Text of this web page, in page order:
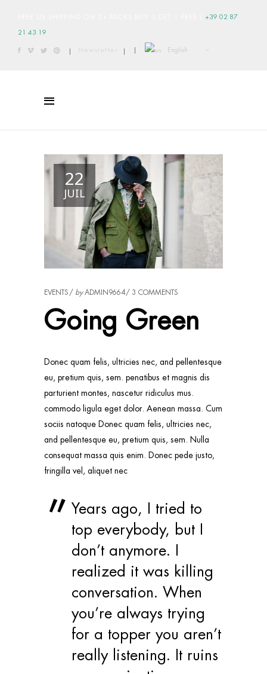
+39 02 87
21 43 19
| | | English
22
JUIL
EVENTS byADMIN9664 3 COMMENTS
Going Green
Donec quam felis, ultricies nec, and pellentesque
eu, pretium quis, sem. penatibus et magnis dis
parturient montes, nascetur ridiculus mus.
commodo ligula eget dolor. Aenean massa. Cum
sociis natoque Donec quam felis, ultricies nec,
and pellentesque eu, pretium quis, sem. Nulla
consequat massa quis enim. Donec pede justo,
fringilla vel, aliquet nec
Years ago, I tried to
top everybody, but I
don’t anymore. I
realized it was killing
conversation. When
you’re always trying
for a topper you aren’t
really listening. It ruins